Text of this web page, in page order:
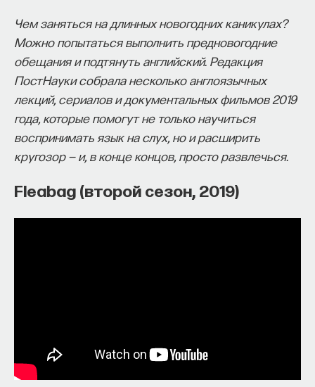
Чем заняться на длинных новогодних каникулах?
Можно попытаться выполнить предновогодние
обещания и подтянуть английский. Редакция
ПостНауки собрала несколько англоязычных
лекций, сериалов и документальных фильмов 2019
года, которые помогут не только научиться
воспринимать язык на слух, но и расширить
кругозор — и, в конце концов, просто развлечься.
Fleabag (второй сезон, 2019)
собственное будущее, почему результаты
образования раскрываются на длинной дистанции,
и что на самом деле должен уметь студент,
выходящий в сложный и быстро меняющийся мир.
А еще — почему ИИ не стоит просто запрещать,
как использовать его для диалога, и зачем
университету учить не только знаниям, но и самой
практике мышления и коммуникации.
дисциплинами, проект поможет вам найти место
в командах, меняющих индустрию.